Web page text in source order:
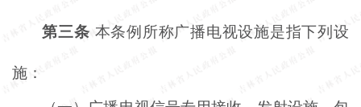
第三条 本条例所称广播电视设施是指下列设
施：